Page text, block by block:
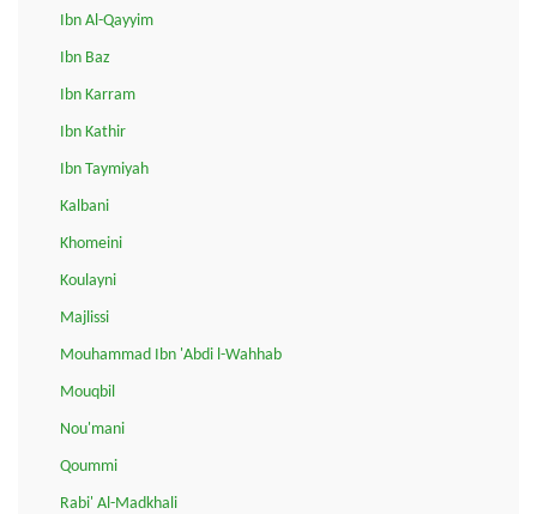
Ibn Al-Qayyim
Ibn Baz
Ibn Karram
Ibn Kathir
Ibn Taymiyah
Kalbani
Khomeini
Koulayni
Majlissi
Mouhammad Ibn 'Abdi l-Wahhab
Mouqbil
Nou'mani
Qoummi
Rabi' Al-Madkhali